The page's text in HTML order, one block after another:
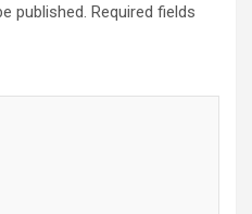
published. Required fields